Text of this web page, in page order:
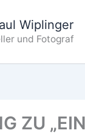
Wiplinger
und Fotograf
ZU